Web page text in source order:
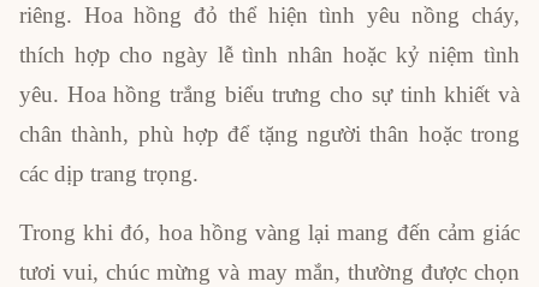
riêng. Hoa hồng đỏ thể hiện tình yêu nồng cháy,
thích hợp cho ngày lễ tình nhân hoặc kỷ niệm tình
yêu. Hoa hồng trắng biểu trưng cho sự tinh khiết và
chân thành, phù hợp để tặng người thân hoặc trong
các dịp trang trọng.
Trong khi đó, hoa hồng vàng lại mang đến cảm giác
tươi vui, chúc mừng và may mắn, thường được chọn